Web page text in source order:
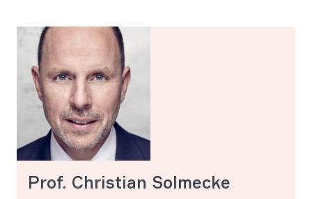
Prof. Christian Solmecke